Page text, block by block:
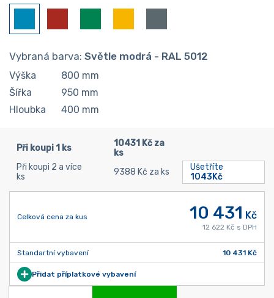
Vybraná barva: Světle modrá - RAL 5012
Výška 800 mm
Šířka
950 mm
Hloubka
400 mm
Při koupi 1 ks
10431 Kč za
ks
Při koupi 2 a více
ks
9388 Kč za ks
Ušetříte
1043Kč
Celková cena za kus 10 431 Kč
12 622 Kč s DPH
Standartní vybavení 10 431 Kč
Přidat příplatkové vybavení